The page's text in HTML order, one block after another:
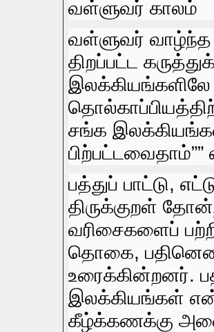
வள்ளுவர்‌ காலம்‌
வள்ளுவர்‌ வாழ்ந்த
திறப்பட்ட
இலக்கியங்களிலே
சங்க
பத்துப்‌ பாட்டு,
திருக்குறள்‌
வரிசைகளைப்‌
தொகை,
உரைக்கின்றனர்‌.
இலக்கியங்கள்‌
கீழ்க்கணக்கு அவை